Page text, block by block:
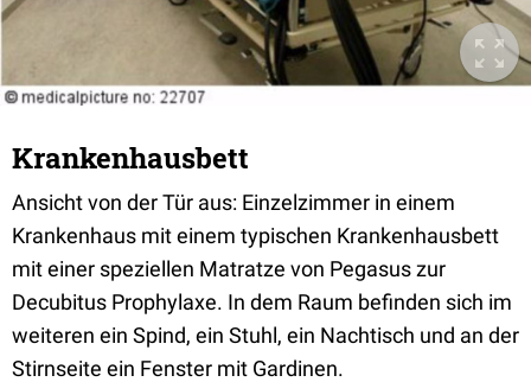
Krankenhausbett
Ansicht von der Tür aus: Einzelzimmer in einem
Krankenhaus mit einem typischen Krankenhausbett
mit einer speziellen Matratze von Pegasus zur
Decubitus Prophylaxe. In dem Raum befinden sich im
weiteren ein Spind, ein Stuhl, ein Nachtisch und an der
Stirnseite ein Fenster mit Gardinen.